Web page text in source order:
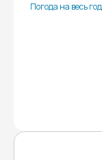
Погода на весь год